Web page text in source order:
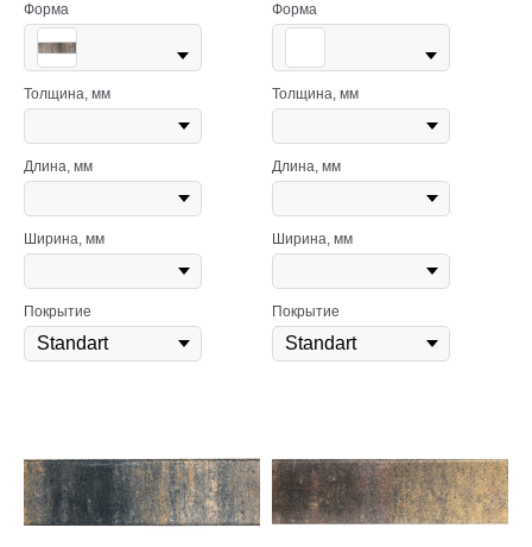
Форма
Толщина, мм
Длина, мм
Ширина, мм
Покрытие
Форма
Толщина, мм
Длина, мм
Ширина, мм
Покрытие